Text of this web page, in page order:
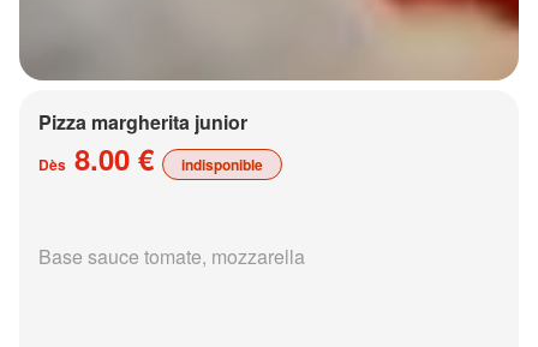
Pizza margherita junior
Dès 8.00 € indisponible
Base sauce tomate, mozzarella